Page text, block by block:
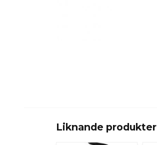
Liknande produkter